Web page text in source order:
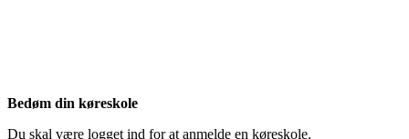
Bedøm din køreskole
Du skal være logget ind for at anmelde en køreskole.